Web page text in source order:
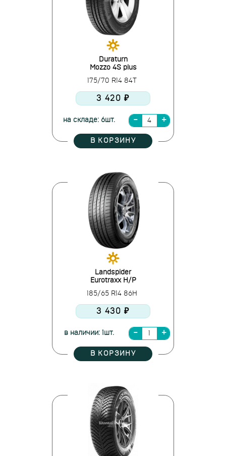
Duraturn
Mozzo 4S plus
175/70 R14 84T
3 420 ₽
на складе: 6шт.
В КОРЗИНУ
Landspider
Eurotraxx H/P
185/65 R14 86H
3 430 ₽
в наличии: 1шт.
В КОРЗИНУ